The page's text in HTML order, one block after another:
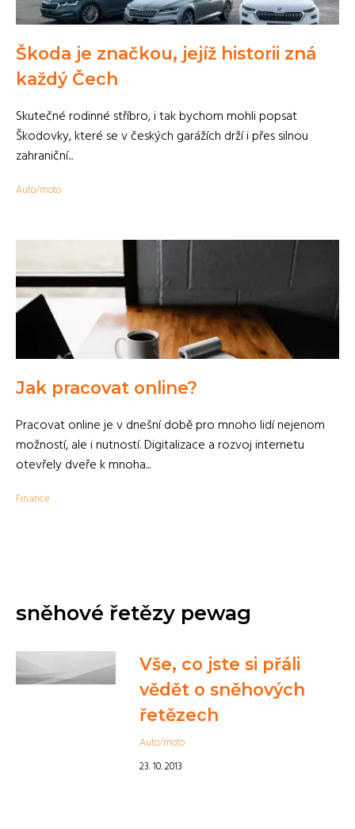
Škoda je značkou, jejíž historii zná
každý Čech
Skutečné rodinné stříbro, i tak bychom mohli popsat
Škodovky, které se v českých garážích drží i přes silnou
zahraniční...
Auto/moto
Jak pracovat online?
Pracovat online je v dnešní době pro mnoho lidí nejenom
možností, ale i nutností. Digitalizace a rozvoj internetu
otevřely dveře k mnoha...
Finance
sněhové řetězy pewag
Vše, co jste si přáli
vědět o sněhových
řetězech
Auto/moto
23. 10. 2013